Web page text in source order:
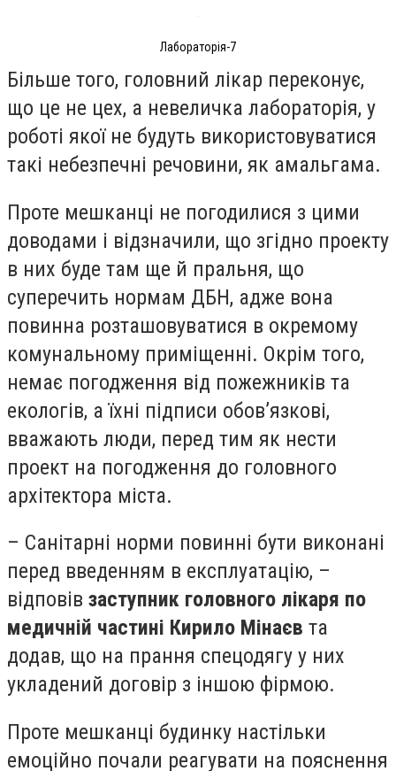
Лабораторія-7
Більше того, головний лікар переконує,
що це не цех, а невеличка лабораторія, у
роботі якої не будуть використовуватися
такі небезпечні речовини, як амальгама.
Проте мешканці не погодилися з цими
доводами і відзначили, що згідно проекту
в них буде там ще й пральня, що
суперечить нормам ДБН, адже вона
повинна розташовуватися в окремому
комунальному приміщенні. Окрім того,
немає погодження від пожежників та
екологів, а їхні підписи обов’язкові,
вважають люди, перед тим як нести
проект на погодження до головного
архітектора міста.
– Санітарні норми повинні бути виконані
перед введенням в експлуатацію, –
відповів заступник головного лікаря по
медичній частині Кирило Мінаєв та
додав, що на прання спецодягу у них
укладений договір з іншою фірмою.
Проте мешканці будинку настільки
емоційно почали реагувати на пояснення